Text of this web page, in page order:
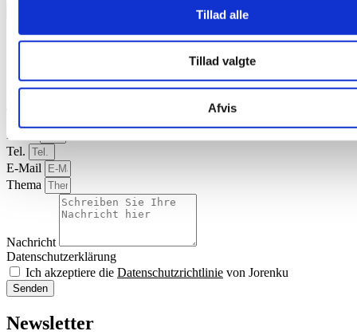
Tillad alle
Tillad valgte
Afvis
Deutsch
Laden Sie Prospekte über Triple-Iron Trog herunter
Name
Tel.
E-Mail
Thema
Nachricht
Datenschutzerklärung
Ich akzeptiere die Datenschutzrichtlinie von Jorenku
Senden
Newsletter